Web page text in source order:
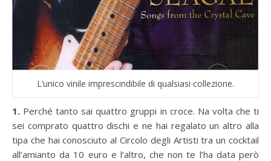
L’unico vinile imprescindibile di qualsiasi collezione.
1. Perché tanto sai quattro gruppi in croce. Na volta che ti
sei comprato quattro dischi e ne hai regalato un altro alla
tipa che hai conosciuto al Circolo degli Artisti tra un cocktail
all’amianto da 10 euro e l’altro, che non te l’ha data però